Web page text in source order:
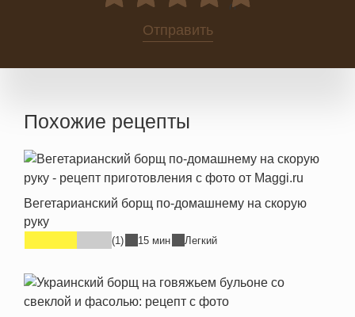
0
Отправить
Похожие рецепты
Вегетарианский борщ по-домашнему на скорую
руку
(1) 15 мин Легкий